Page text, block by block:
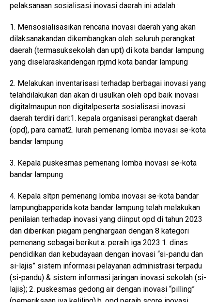
pelaksanaan sosialisasi inovasi daerah ini adalah :
1. Mensosialisasikan rencana inovasi daerah yang akan
dilaksanakandan dikembangkan oleh seluruh perangkat
daerah (termasuksekolah dan upt) di kota bandar lampung
yang diselaraskandengan rpjmd kota bandar lampung
2. Melakukan inventarisasi terhadap berbagai inovasi yang
telahdilakukan dan akan di usulkan oleh opd baik inovasi
digitalmaupun non digitalpeserta sosialisasi inovasi
daerah terdiri dari:1. kepala organisasi perangkat daerah
(opd), para camat2. lurah pemenang lomba inovasi se-kota
bandar lampung
3. Kepala puskesmas pemenang lomba inovasi se-kota
bandar lampung
4. Kepala sltpn pemenang lomba inovasi se-kota bandar
lampungbapperida kota bandar lampung telah melakukan
penilaian terhadap inovasi yang diinput opd di tahun 2023
dan diberikan piagam penghargaan dengan 8 kategori
pemenang sebagai berikut:a. peraih iga 2023:1. dinas
pendidikan dan kebudayaan dengan inovasi “si-pandu dan
si-lajis” sistem informasi pelayanan administrasi terpadu
(si-pandu) & sistem informasi jaringan inovasi sekolah (si-
lajis); 2. puskesmas gedong air dengan inovasi “pilling”